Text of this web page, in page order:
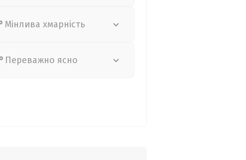
Мінлива хмарність
Переважно ясно